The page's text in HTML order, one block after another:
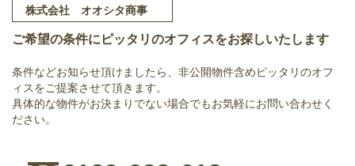
株式会社 オオシタ商事
ご希望の条件にピッタリのオフィスをお探しいたします
条件などお知らせ頂けましたら、非公開物件含めピッタリのオフ
ィスをご提案させて頂きます。
具体的な物件がお決まりでない場合でもお気軽にお問い合わせく
ださい。